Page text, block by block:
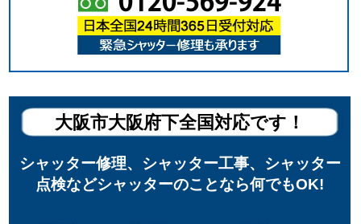
大阪市大阪府下全国対応です！
シャッター修理、シャッター工事、シャッター
点検などシャッターのことなら何でもOK!